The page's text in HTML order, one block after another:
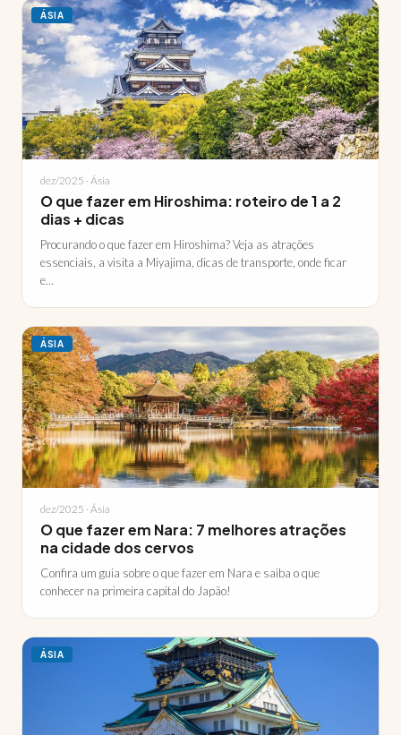
ÁSIA
dez/2025 · Ásia
O que fazer em Hiroshima: roteiro de 1 a 2
dias + dicas
Procurando o que fazer em Hiroshima? Veja as atrações
essenciais, a visita a Miyajima, dicas de transporte, onde ficar
e…
ÁSIA
dez/2025 · Ásia
O que fazer em Nara: 7 melhores atrações
na cidade dos cervos
Confira um guia sobre o que fazer em Nara e saiba o que
conhecer na primeira capital do Japão!
ÁSIA